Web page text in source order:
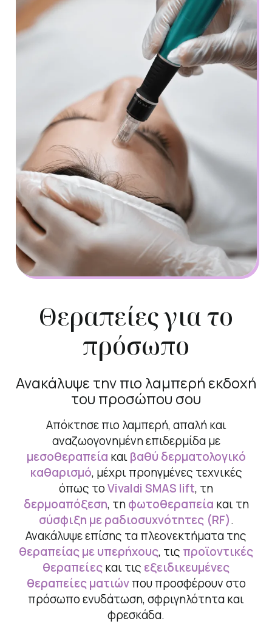
Θεραπείες για το
πρόσωπο
Ανακάλυψε την πιο λαμπερή εκδοχή
του προσώπου σου
Απόκτησε πιο λαμπερή, απαλή και
αναζωογονημένη επιδερμίδα με
μεσοθεραπεία καιβαθύ δερματολογικό
καθαρισμό, μέχρι προηγμένες τεχνικές
όπως τοVivaldi SMAS lift, τη
δερμοαπόξεση, τηφωτοθεραπεία και τη
σύσφιξη με ραδιοσυχνότητες (RF).
Ανακάλυψε επίσης τα πλεονεκτήματα της
θεραπείας με υπερήχους, τις προϊοντικές
θεραπείεςκαι τις εξειδικευμένες
θεραπείες ματιώνπου προσφέρουν στο
πρόσωπο ενυδάτωση, σφριγηλότητα και
φρεσκάδα.